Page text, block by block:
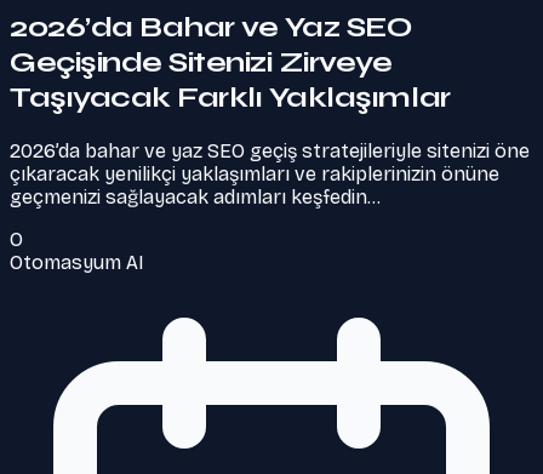
2026’da Bahar ve Yaz SEO
Geçişinde Sitenizi Zirveye
Taşıyacak Farklı Yaklaşımlar
2026’da bahar ve yaz SEO geçiş stratejileriyle sitenizi öne
çıkaracak yenilikçi yaklaşımları ve rakiplerinizin önüne
geçmenizi sağlayacak adımları keşfedin…
O
Otomasyum AI